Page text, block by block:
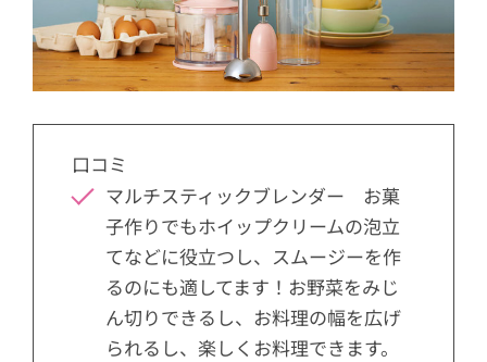
口コミ
マルチスティックブレンダー お菓
子作りでもホイップクリームの泡立
てなどに役立つし、スムージーを作
るのにも適してます！お野菜をみじ
ん切りできるし、お料理の幅を広げ
られるし、楽しくお料理できます。